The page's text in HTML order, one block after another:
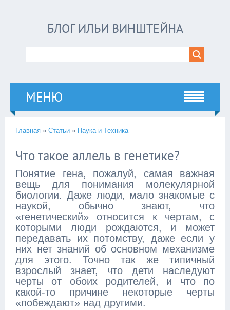
БЛОГ ИЛЬИ ВИНШТЕЙНА
МЕНЮ
Главная » Статьи » Наука и Техника
Что такое аллель в генетике?
Понятие гена, пожалуй, самая важная
вещь для понимания молекулярной
биологии. Даже люди, мало знакомые с
наукой, обычно знают, что
«генетический» относится к чертам, с
которыми люди рождаются, и может
передавать их потомству, даже если у
них нет знаний об основном механизме
для этого. Точно так же типичный
взрослый знает, что дети наследуют
черты от обоих родителей, и что по
какой-то причине некоторые черты
«побеждают» над другими.